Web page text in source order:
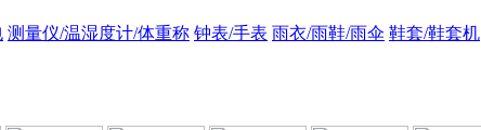
测量仪/温湿度计/体重称 钟表/手表 雨衣/雨鞋/雨伞 鞋套/鞋套机